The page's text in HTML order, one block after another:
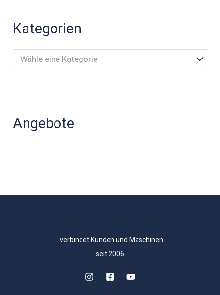
Kategorien
Wähle eine Kategorie
Angebote
..verbindet Kunden und Maschinen
seit 2006